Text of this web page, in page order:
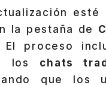
la pestaña de
El proceso
los chats
que los